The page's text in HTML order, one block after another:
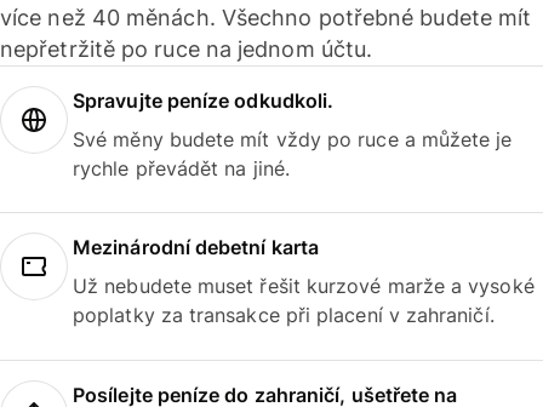
více než 40 měnách. Všechno potřebné budete mít
nepřetržitě po ruce na jednom účtu.
Spravujte peníze odkudkoli.
Své měny budete mít vždy po ruce a můžete je
rychle převádět na jiné.
Mezinárodní debetní karta
Už nebudete muset řešit kurzové marže a vysoké
poplatky za transakce při placení v zahraničí.
Posílejte peníze do zahraničí, ušetřete na